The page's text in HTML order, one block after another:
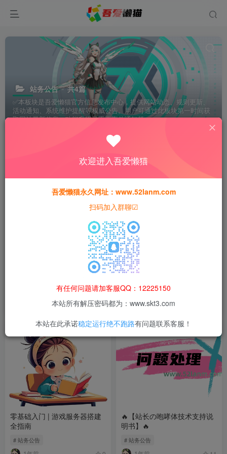
站务公告 共4篇
✅本板块是吾爱懒猫官方信息发布中心，提供网站动态、规则更新、
活动通知、系统维护提醒等权威公告。用户可通过此板块第一时间获
取网站最新信息、功能升级及重要事件通知等。
页游专区
点赞 评论
‌吾爱懒猫会员权益指南‌ 🌟🐾
9
小白速成：3分钟搞懂服务器
# 服务器
1年前
零基础入门 | 游戏服务器搭建
全指南
# 站务公告
🔥【站长の咆哮体技术支持说
明书】🔥
# 站务公告
欢迎进入吾爱懒猫
吾爱懒猫永久网址：www.52lanm.com
扫码加入群聊☑
有任何问题请加客服QQ：12225150
本站所有解压密码都为：www.skt3.com
本站在此承诺稳定运行绝不跑路有问题联系客服！